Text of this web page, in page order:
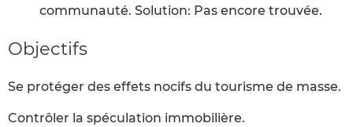
communauté. Solution: Pas encore trouvée.
Objectifs
Se protéger des effets nocifs du tourisme de masse.
Contrôler la spéculation immobilière.